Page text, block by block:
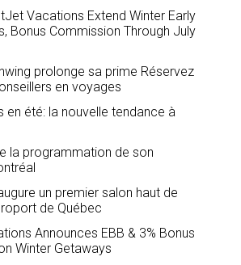
Vacations Extend Winter Early
Bonus Commission Through July
prolonge sa prime Réservez
en voyages
en été: la nouvelle tendance à
la programmation de son
un premier salon haut de
de Québec
Announces EBB & 3% Bonus
Winter Getaways